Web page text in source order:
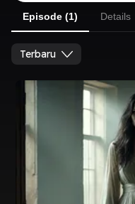
Episode (1) Details
Terbaru